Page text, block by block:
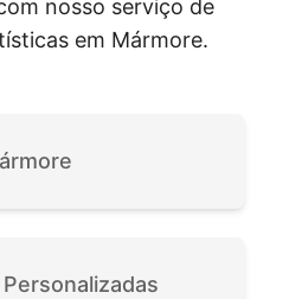
nosso serviço de
em Mármore.